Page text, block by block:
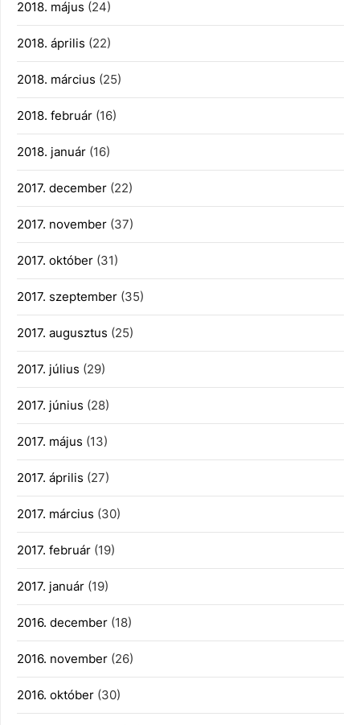
2018. május (24)
2018. április (22)
2018. március (25)
2018. február (16)
2018. január (16)
2017. december (22)
2017. november (37)
2017. október (31)
2017. szeptember (35)
2017. augusztus (25)
2017. július (29)
2017. június (28)
2017. május (13)
2017. április (27)
2017. március (30)
2017. február (19)
2017. január (19)
2016. december (18)
2016. november (26)
2016. október (30)